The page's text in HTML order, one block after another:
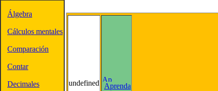
Álgebra
Cálculos mentales
Comparación
Contar
Decimales undefined Aprenda